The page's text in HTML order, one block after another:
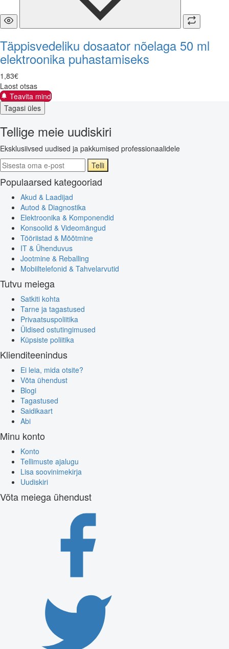
Täppisvedeliku dosaator nõelaga 50 ml
elektroonika puhastamiseks
1 ,83€
Laost otsas
Teavita mind
Tagasi üles
Tellige meie uudiskiri
Eksklusiivsed uudised ja pakkumised professionaalidele
Telli
Populaarsed kategooriad
Akud & Laadijad
Autod & Diagnostika
Elektroonika & Komponendid
Konsoolid & Videomängud
Tööriistad & Mõõtmine
IT & Ühenduvus
Jootmine & Reballing
Mobiiltelefonid & Tahvelarvutid
Tutvu meiega
Satkiti kohta
Tarne ja tagastused
Privaatsuspoliitika
Üldised ostutingimused
Küpsiste poliitika
Klienditeenindus
Ei leia, mida otsite?
Võta ühendust
Blogi
Tagastused
Saidikaart
Abi
Minu konto
Konto
Tellimuste ajalugu
Lisa soovinimekirja
Uudiskiri
Võta meiega ühendust